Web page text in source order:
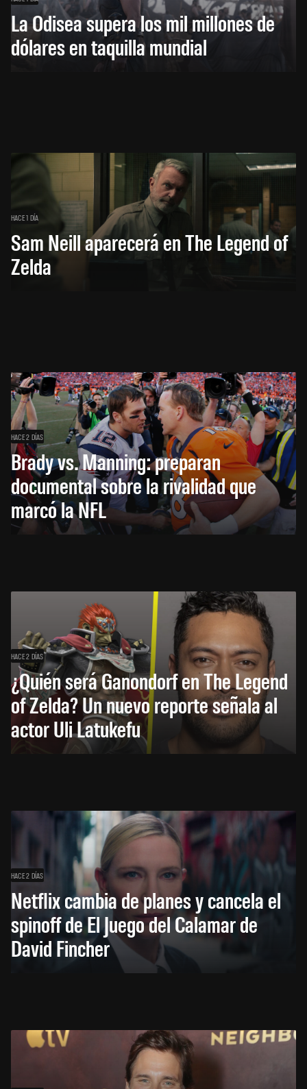
La Odisea supera los mil millones de
dólares en taquilla mundial
HACE 1 DÍA
Sam Neill aparecerá en The Legend of
Zelda
HACE 2 DÍAS
Brady vs. Manning: preparan
documental sobre la rivalidad que
marcó la NFL
HACE 2 DÍAS
¿Quién será Ganondorf en The Legend
of Zelda? Un nuevo reporte señala al
actor Uli Latukefu
HACE 2 DÍAS
Netflix cambia de planes y cancela el
spinoff de El Juego del Calamar de
David Fincher